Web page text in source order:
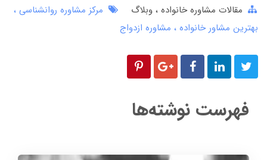
مقالات مشاوره خانواده وبلاگ
مرکز مشاوره روانشناسی
بهترین مشاور خانواده
مشاوره ازدواج
فهرست نوشته‌ها